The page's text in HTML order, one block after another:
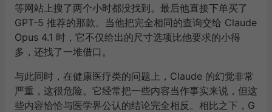
等网站上搜了两个小时都没找到。最后他直接下单买了
GPT-5 推荐的那款。当他把完全相同的查询交给 Claude
Opus 4.1 时，它不仅给出的尺寸选项比他要求的小得
多，还找了一堆借口。
与此同时，在健康医疗类的问题上，Claude 的幻觉非常
严重，这很危险。它经常把一些内容当作事实来说，但这
些内容恰恰与医学界公认的结论完全相反。相比之下，G